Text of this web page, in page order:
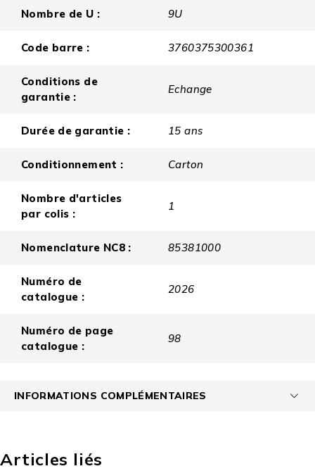
Nombre de U : 9U
Code barre : 3760375300361
Conditions de
garantie :
Echange
Durée de garantie : 15 ans
Conditionnement : Carton
Nombre d'articles
par colis :
1
Nomenclature NC8 : 85381000
Numéro de
catalogue :
2026
Numéro de page
catalogue :
98
INFORMATIONS COMPLÉMENTAIRES
Articles liés